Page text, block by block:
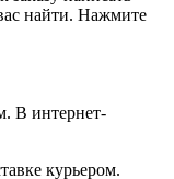
найти. Нажмите
В интернет-
курьером.